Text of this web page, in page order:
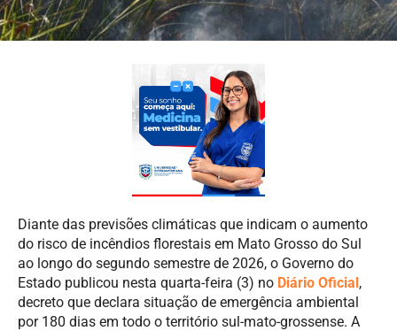
Diante das previsões climáticas que indicam o aumento
do risco de incêndios florestais em Mato Grosso do Sul
ao longo do segundo semestre de 2026, o Governo do
Estado publicou nesta quarta-feira (3) no Diário Oficial,
decreto que declara situação de emergência ambiental
por 180 dias em todo o território sul-mato-grossense. A